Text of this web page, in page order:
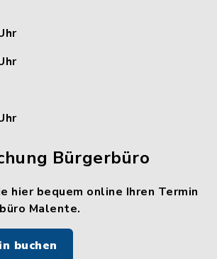
Bürgerbüro
hier bequem online Ihren Termin
Malente.
buchen